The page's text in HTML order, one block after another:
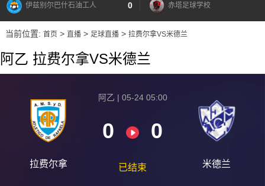
伊兹别尔巴什石油工人 0 赤塔足球学校
当前位置: 首页> 直播> 足球直播> 拉费尔拿VS米德兰
阿乙 拉费尔拿VS米德兰
拉费尔拿
阿乙 | 05-24 05:00
0 0
已结束 米德兰